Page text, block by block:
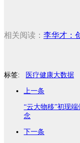
相关阅读： 李华才：
标签: 医疗健康大数据
上一条
“云大物移”初现
念
下一条